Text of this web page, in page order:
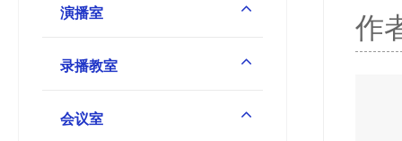
演播室
录播教室
会议室
作